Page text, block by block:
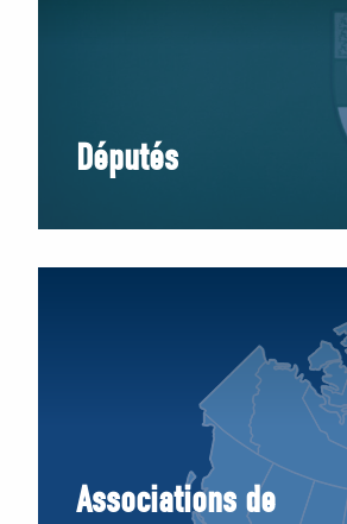
Députés
Associations de